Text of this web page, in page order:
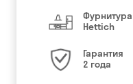
Фурнитура
Hettich
Гарантия
2 года